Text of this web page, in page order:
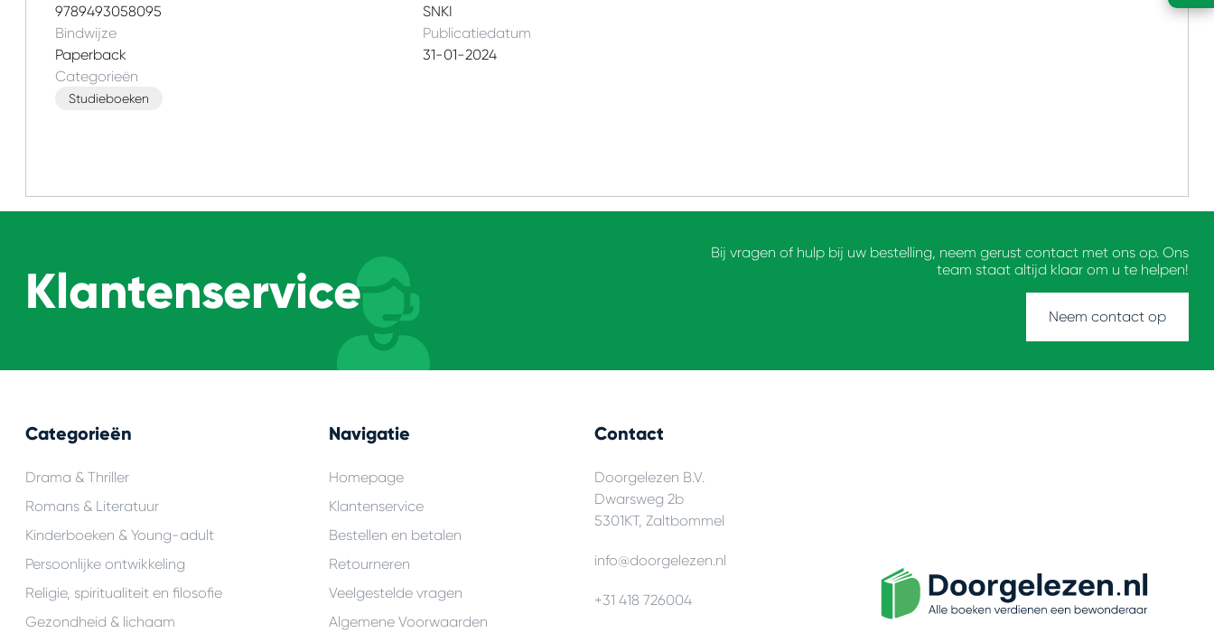
9789493058095
Bindwijze
Paperback
SNKI
Publicatiedatum
31-01-2024
Categorieën
Studieboeken
Klantenservice
Bij vragen of hulp bij uw bestelling, neem gerust contact met ons op. Ons
team staat altijd klaar om u te helpen!
Neem contact op
Categorieën
Drama & Thriller
Romans & Literatuur
Kinderboeken & Young-adult
Persoonlijke ontwikkeling
Religie, spiritualiteit en filosofie
Gezondheid & lichaam
Navigatie
Homepage
Klantenservice
Bestellen en betalen
Retourneren
Veelgestelde vragen
Algemene Voorwaarden
Contact
Doorgelezen B.V.
Dwarsweg 2b
5301KT, Zaltbommel
info@doorgelezen.nl
+31 418 726004